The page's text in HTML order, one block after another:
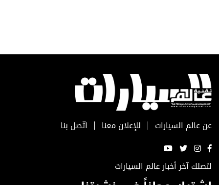
عن عالم السيارات للإعلان معنا اتّصل بنا
لتصلك آخر أخبار عالم السيارات